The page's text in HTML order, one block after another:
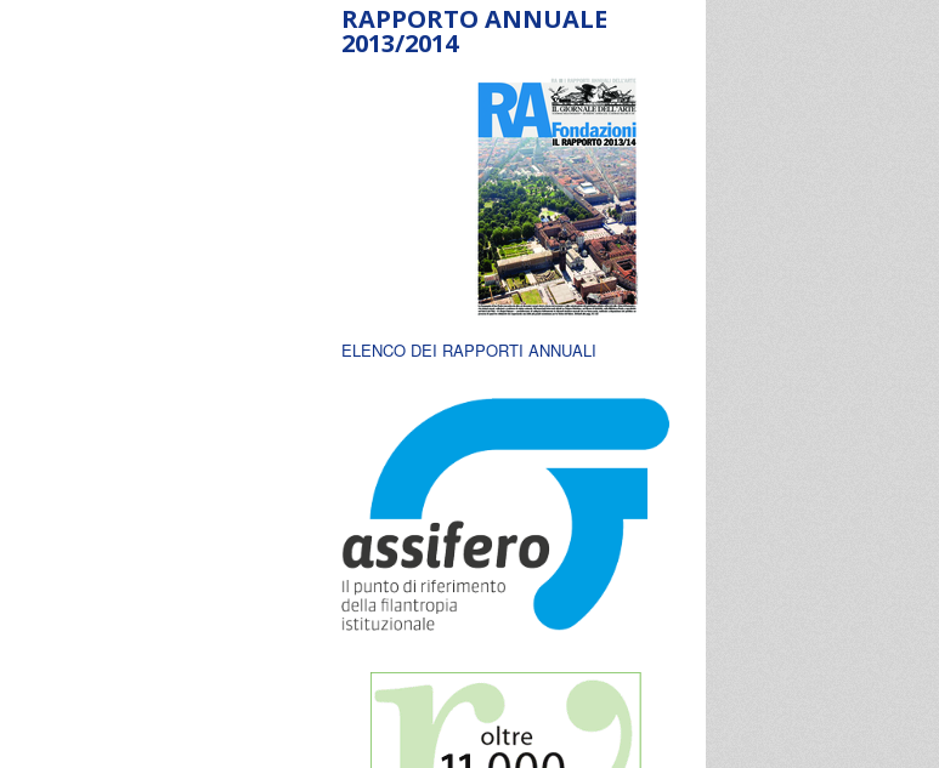
RAPPORTO ANNUALE
2013/2014
ELENCO DEI RAPPORTI ANNUALI